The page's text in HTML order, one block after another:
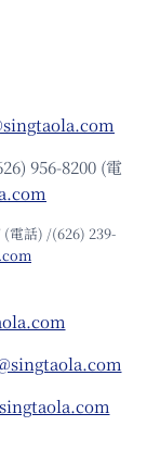
956-8200 (電
(電話) /(626) 239-